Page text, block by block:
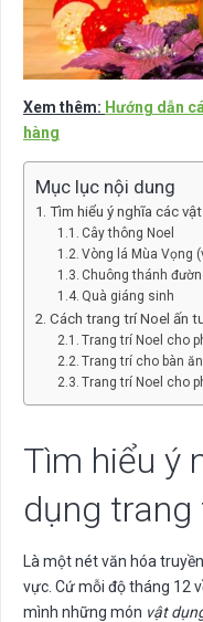
Xem thêm: Hướng dẫn
hàng
Mục lục nội dung
Tìm hiểu ý nghĩa các
Cây thông Noel
Vòng lá Mùa Vọng
Chuông thánh
Quà giáng sinh
Cách trang trí Noel ấn
Trang trí Noel cho
Trang trí cho bàn ăn
Trang trí Noel cho
Tìm hiểu ý
dụng trang
Là một nét văn hóa
vực. Cứ mỗi độ tháng 12
mình những món vật